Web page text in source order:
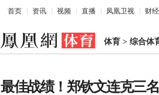
首页 资讯 视频 直播 凤凰卫视 财经
体育 > 综合体
最佳战绩！郑钦文连克三